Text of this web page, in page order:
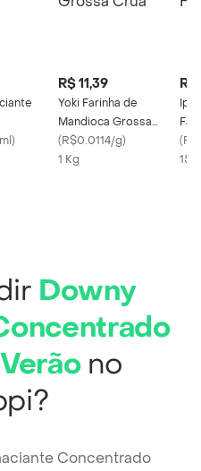
)
R$ 11,39
Yoki Farinha de
Mandioca Grossa
Crua
(R$0.0114/g)
1 Kg
R$
(
Downy
no
Concentrado